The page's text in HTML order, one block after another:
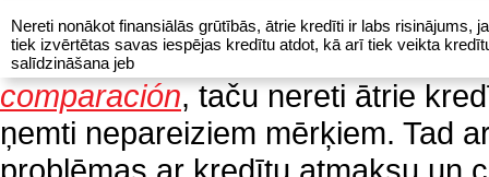
Nereti nonākot finansiālās grūtībās, ātrie kredīti ir labs risinājums,
tiek izvērtētas savas iespējas kredītu atdot, kā arī tiek veikta
salīdzināšana jeb
comparación, taču nereti ātrie
ņemti nepareiziem mērķiem. Tad